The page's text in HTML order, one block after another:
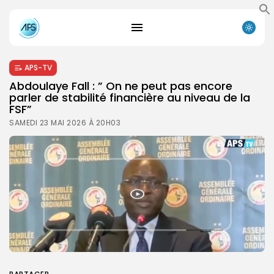
APS-TV
Abdoulaye Fall : ” On ne peut pas encore
parler de stabilité financière au niveau de la
FSF”
SAMEDI 23 MAI 2026 À 20H03